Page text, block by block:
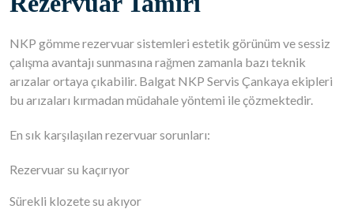
NKP gömme rezervuar sistemleri estetik görünüm ve sessiz
çalışma avantajı sunmasına rağmen zamanla bazı teknik
arızalar ortaya çıkabilir. Balgat NKP Servis Çankaya ekipleri
bu arızaları kırmadan müdahale yöntemi ile çözmektedir.
En sık karşılaşılan rezervuar sorunları:
Rezervuar su kaçırıyor
Sürekli klozete su akıyor